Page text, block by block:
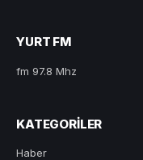
YURT FM
fm 97.8 Mhz
KATEGORILER
Haber